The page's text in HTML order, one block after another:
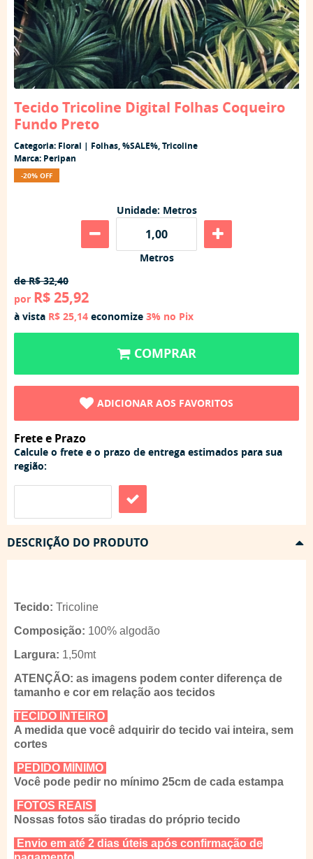
Tecido Tricoline Digital Folhas Coqueiro
Fundo Preto
Categoria: Floral | Folhas,%SALE%,Tricoline
Marca: Peripan
-20% OFF
Unidade: Metros
Metros
de R$ 32,40
por R$ 25,92
à vista R$ 25,14 economize 3% no Pix
COMPRAR
ADICIONAR AOS FAVORITOS
Frete e Prazo
Calcule o frete e o prazo de entrega estimados para sua
região:
DESCRIÇÃO DO PRODUTO
Tecido: Tricoline
Composição: 100% algodão
Largura: 1,50mt
ATENÇÃO: as imagens podem conter diferença de
tamanho e cor em relação aos tecidos
TECIDO INTEIRO
A medida que você adquirir do tecido vai inteira, sem
cortes
PEDIDO MÍNIMO
Você pode pedir no mínimo 25cm de cada estampa
FOTOS REAIS
Nossas fotos são tiradas do próprio tecido
Envio em até 2 dias úteis após confirmação de